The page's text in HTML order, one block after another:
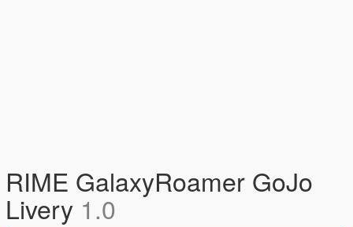
RIME GalaxyRoamer GoJo
Livery 1.0